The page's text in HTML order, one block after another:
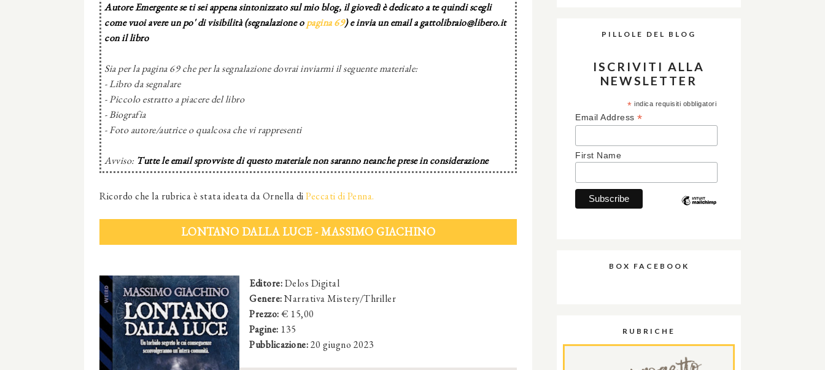
Autore Emergente se ti sei appena sintonizzato sul mio blog, il giovedì è dedicato a te quindi scegli
come vuoi avere un po' di visibilità (segnalazione opagina 69) e invia un email a gattolibraio@libero.it
con il libro
Sia per la pagina 69 che per la segnalazione dovrai inviarmi il seguente materiale:
- Libro da segnalare
- Piccolo estratto a piacere del libro
- Biografia
- Foto autore/autrice o qualcosa che vi rappresenti
Avviso: Tutte le email sprovviste di questo materiale non saranno neanche prese in considerazione
Ricordo che la rubrica è stata ideata da Ornella diPeccati di Penna.
LONTANO DALLA LUCE - MASSIMO GIACHINO
Editore:Delos Digital
Genere:Narrativa Mistery/Thriller
Prezzo:€ 15,00
Pagine: 135
Pubblicazione:20 giugno 2023
PILLOLE DEL BLOG
ISCRIVITI ALLA
NEWSLETTER
* indica requisiti obbligatori
Email Address *
First Name
BOX FACEBOOK
RUBRICHE